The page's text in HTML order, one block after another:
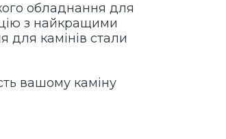
обладнання для
з найкращими
для камінів стали
вашому каміну